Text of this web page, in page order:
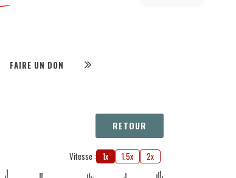
FAIRE UN DON
RETOUR
Vitesse : 1x 1.5x 2x